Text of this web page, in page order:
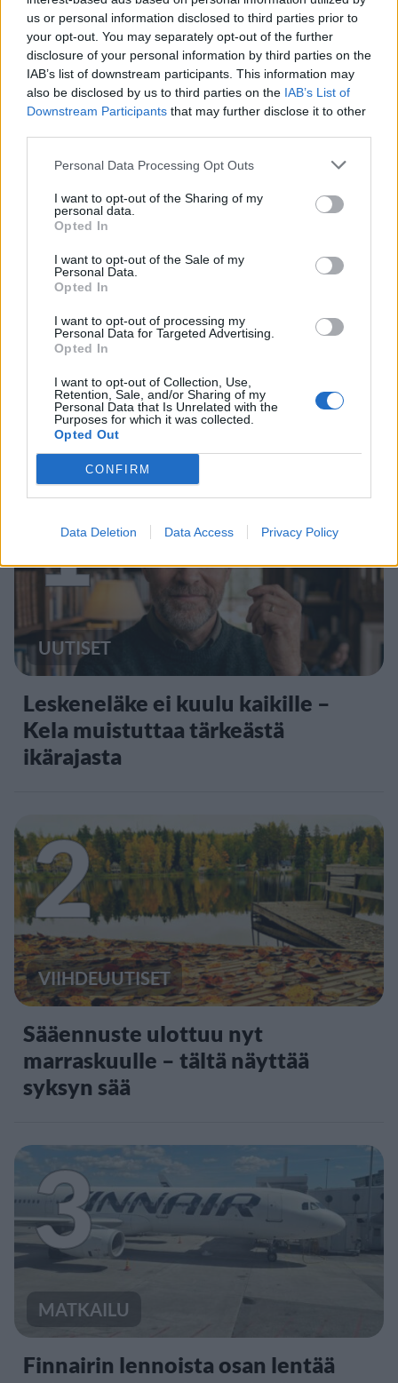
us or personal information disclosed to third parties prior to
your opt-out. You may separately opt-out of the further
disclosure of your personal information by third parties on the
IAB’s list of downstream participants. This information may
also be disclosed by us to third parties on the IAB’s List of
Downstream Participants that may further disclose it to other
Personal Data Processing Opt Outs
I want to opt-out of the Sharing of my
personal data.
Opted In
I want to opt-out of the Sale of my
Personal Data.
Opted In
I want to opt-out of processing my
Personal Data for Targeted Advertising.
Opted In
I want to opt-out of Collection, Use,
Retention, Sale, and/or Sharing of my
Personal Data that Is Unrelated with the
Purposes for which it was collected.
Opted Out
CONFIRM
Data Deletion Data Access Privacy Policy
Staran luetuimmat
1
UUTISET
Leskeneläke ei kuulu kaikille –
Kela muistuttaa tärkeästä
ikärajasta
2
VIIHDEUUTISET
Sääennuste ulottuu nyt
marraskuulle – tältä näyttää
syksyn sää
3
MATKAILU
Finnairin lennoista osan lentää